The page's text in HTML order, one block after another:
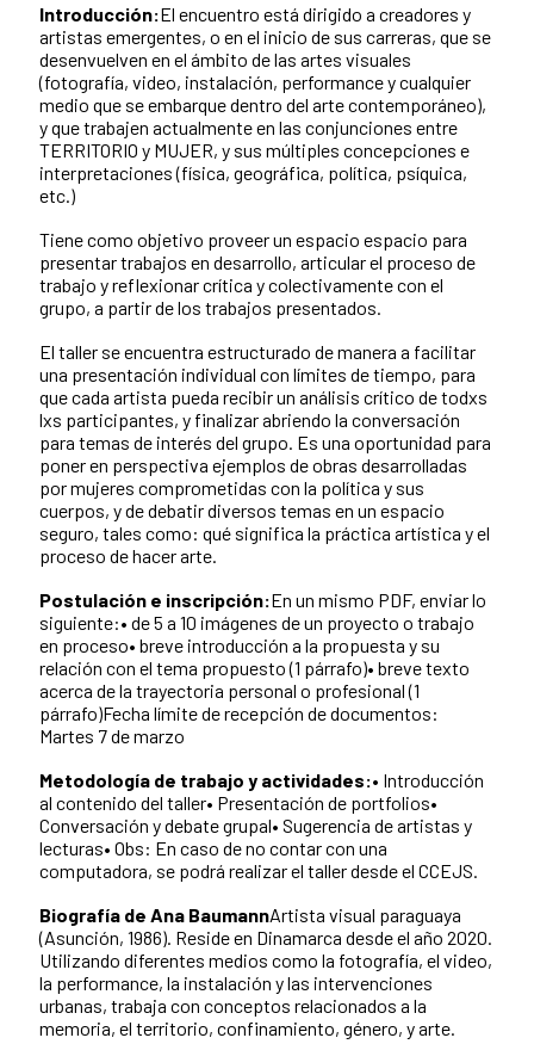
Introducción:El encuentro está dirigido a creadores y
artistas emergentes, o en el inicio de sus carreras, que se
desenvuelven en el ámbito de las artes visuales
(fotografía, video, instalación, performance y cualquier
medio que se embarque dentro del arte contemporáneo),
y que trabajen actualmente en las conjunciones entre
TERRITORIO y MUJER, y sus múltiples concepciones e
interpretaciones (física, geográfica, política, psíquica,
etc.)
Tiene como objetivo proveer un espacio espacio para
presentar trabajos en desarrollo, articular el proceso de
trabajo y reflexionar crítica y colectivamente con el
grupo, a partir de los trabajos presentados.
El taller se encuentra estructurado de manera a facilitar
una presentación individual con límites de tiempo, para
que cada artista pueda recibir un análisis crítico de todxs
lxs participantes, y finalizar abriendo la conversación
para temas de interés del grupo. Es una oportunidad para
poner en perspectiva ejemplos de obras desarrolladas
por mujeres comprometidas con la política y sus
cuerpos, y de debatir diversos temas en un espacio
seguro, tales como: qué significa la práctica artística y el
proceso de hacer arte.
Postulación e inscripción:En un mismo PDF, enviar lo
siguiente:• de 5 a 10 imágenes de un proyecto o trabajo
en proceso• breve introducción a la propuesta y su
relación con el tema propuesto (1 párrafo)• breve texto
acerca de la trayectoria personal o profesional (1
párrafo)Fecha límite de recepción de documentos:
Martes 7 de marzo
Metodología de trabajo y actividades:• Introducción
al contenido del taller• Presentación de portfolios•
Conversación y debate grupal• Sugerencia de artistas y
lecturas• Obs: En caso de no contar con una
computadora, se podrá realizar el taller desde el CCEJS.
Biografía de Ana BaumannArtista visual paraguaya
(Asunción, 1986). Reside en Dinamarca desde el año 2020.
Utilizando diferentes medios como la fotografía, el video,
la performance, la instalación y las intervenciones
urbanas, trabaja con conceptos relacionados a la
memoria, el territorio, confinamiento, género, y arte.